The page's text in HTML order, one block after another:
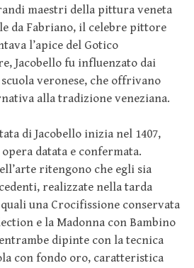
maestri della pittura veneta
da Fabriano, il celebre pittore
l’apice del Gotico
Jacobello fu influenzato dai
veronese, che offrivano
alla tradizione veneziana.
di Jacobello inizia nel 1407,
datata e confermata.
ritengono che egli sia
realizzate nella tarda
una Crocifissione conservata
e la Madonna con Bambino
dipinte con la tecnica
con fondo oro, caratteristica